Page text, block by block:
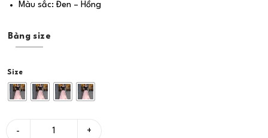
Màu sắc: Đen – Hồng
Bảng size
Size
Set Đầm Váy Dáng Dài Cao Cấp Đen Hồng Thanh Lịch Cho Nàng